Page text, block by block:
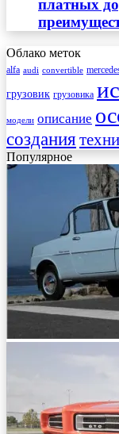
платных
Облако меток
alfa audi convertible
грузовик грузовика
модели описание
создания
Популярное